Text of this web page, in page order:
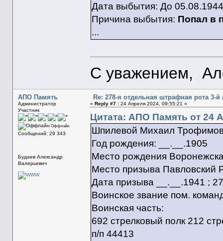
Дата выбытия: До 05.08.1944
Причина выбытия: Попал в
...
С уважением,
АПО Память
Администратор
Участник
Оффлайн
Сообщений: 29 343
Будаев Александр
Валерьевич
Re: 278-я отдельная штрафная рота 3-
« Reply #7 :24 Апреля 2024, 09:55:21 »
Цитата: АПО Память от 24
Шпилевой Михаил
Год рождения: __.__.1905
Место рождения
Место призыва Павловский
Дата призыва __.__.1941 ;
Воинское звание пом.
Воинская часть:
692 стрелковый полк 212
п/п 44413